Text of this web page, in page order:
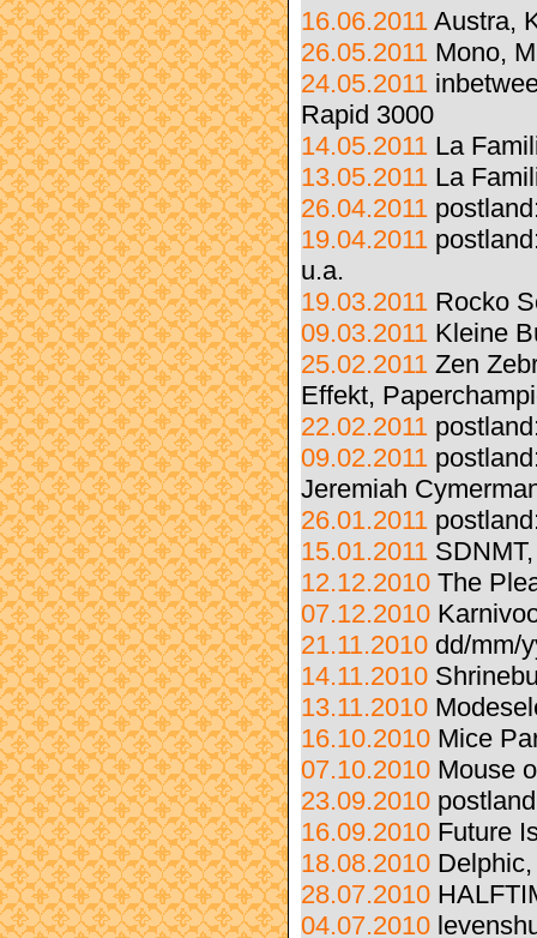
16.06.2011 Austra,
26.05.2011 Mono,
24.05.2011
Rapid 3000
14.05.2011 La
13.05.2011 La
26.04.2011
19.04.2011
u.a.
19.03.2011 Rocko
09.03.2011 Kleine
25.02.2011 Zen
Effekt,
22.02.2011
09.02.2011
Jeremiah
26.01.2011
15.01.2011
12.12.2010 The
07.12.2010
21.11.2010 dd/mm/
14.11.2010
13.11.2010
16.10.2010 Mice
07.10.2010 Mouse
23.09.2010
16.09.2010 Future
18.08.2010
28.07.2010
04.07.2010